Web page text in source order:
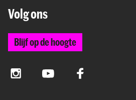
Volg ons
Blijf op de hoogte
InstagramYouTube Facebook